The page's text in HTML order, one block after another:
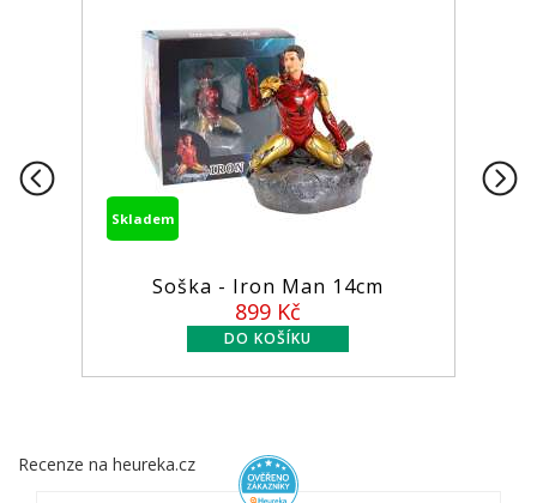
Skladem
Soška - Iron Man 14cm
899 Kč
Recenze na heureka.cz